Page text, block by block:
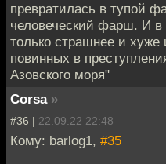
превратилась в тупой
человеческий фарш. И
только страшнее и хуже
повинных в
Азовского моря"
Corsa »
#36 | 22.09.22 22:48
Кому: barlog1, #35